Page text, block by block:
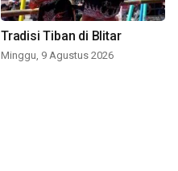
Tradisi Tiban di Blitar
Minggu, 9 Agustus 2026